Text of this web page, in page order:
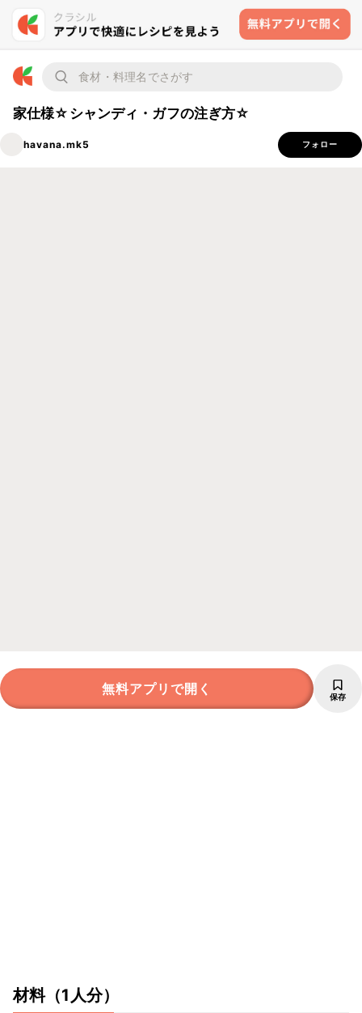
家仕様☆シャンディ・ガフの注ぎ方☆
havana.mk5 フォロー
無料アプリで開く 保存
材料（1人分）